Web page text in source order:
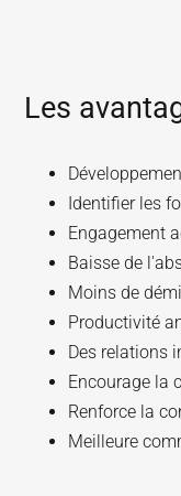
Les
Identifier les
Engagement
Baisse de
Moins de
Productivité
Des relations
Encourage la
Renforce la
Meilleure